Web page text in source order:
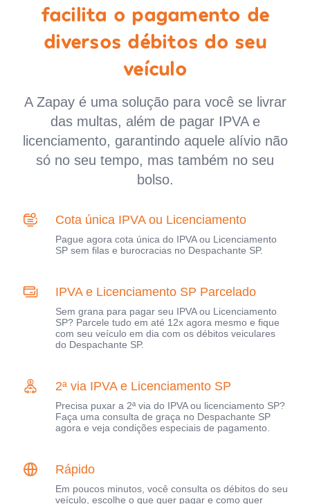
facilita o pagamento de
diversos débitos do seu
veículo
A Zapay é uma solução para você se livrar
das multas, além de pagar IPVA e
licenciamento, garantindo aquele alívio não
só no seu tempo, mas também no seu
bolso.
Cota única IPVA ou Licenciamento
Pague agora cota única do IPVA ou Licenciamento
SP sem filas e burocracias no Despachante SP.
IPVA e Licenciamento SP Parcelado
Sem grana para pagar seu IPVA ou Licenciamento
SP? Parcele tudo em até 12x agora mesmo e fique
com seu veículo em dia com os débitos veiculares
do Despachante SP.
2ª via IPVA e Licenciamento SP
Precisa puxar a 2ª via do IPVA ou licenciamento SP?
Faça uma consulta de graça no Despachante SP
agora e veja condições especiais de pagamento.
Rápido
Em poucos minutos, você consulta os débitos do seu
veículo, escolhe o que quer pagar e como quer